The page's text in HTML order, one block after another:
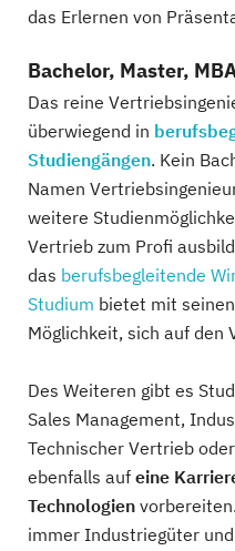
das Erlernen von
Bachelor, Master,
Das reine
überwiegend in
Studiengängen. Kein
Namen
weitere
Vertrieb zum Profi
das berufsbegleitende
Studium bietet mit
Möglichkeit, sich auf den
Des Weiteren gibt es
Sales Management,
Technischer Vertrieb
ebenfalls auf eine
Technologien
immer Industriegüter